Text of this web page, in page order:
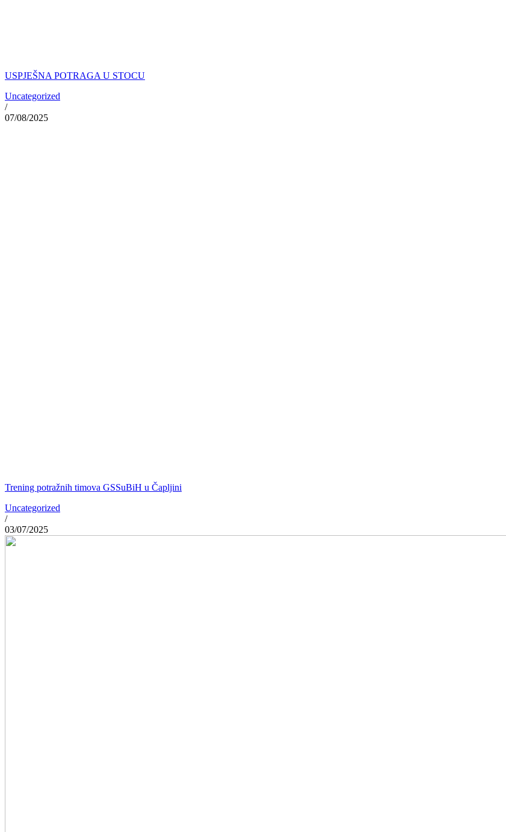
USPJEŠNA POTRAGA U STOCU
Uncategorized
/
07/08/2025
Trening potražnih timova GSSuBiH u Čapljini
Uncategorized
/
03/07/2025